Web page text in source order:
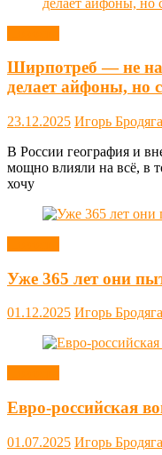
Ширпотреб — не
делает айфоны, но
23.12.2025 Игорь Бродяга
В России география и
мощно влияли на всё, в
хочу
Уже 365 лет они
01.12.2025 Игорь Бродяга
Евро-российская
01.07.2025 Игорь Бродяга